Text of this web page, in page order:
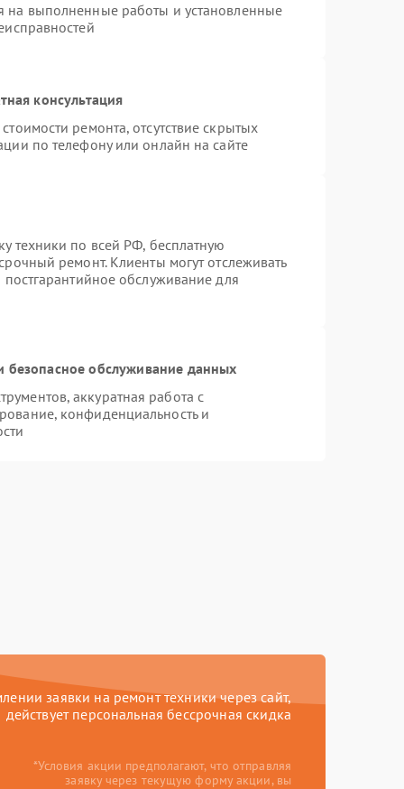
на выполненные работы и установленные
консультация
ремонта, отсутствие скрытых
по телефону или онлайн на сайте
техники по всей РФ, бесплатную
ремонт. Клиенты могут отслеживать
постгарантийное обслуживание для
обслуживание данных
аккуратная работа с
конфиденциальность и
заявки на ремонт техники через сайт,
действует персональная бессрочная скидка
*Условия акции предполагают, что отправляя
заявку через текущую форму акции, вы